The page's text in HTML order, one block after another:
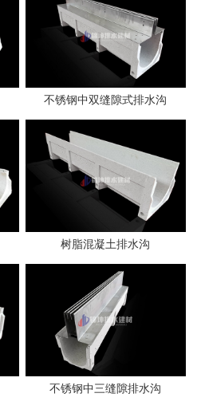
不锈钢中双缝隙式排水沟
树脂混凝土排水沟
不锈钢中三缝隙排水沟